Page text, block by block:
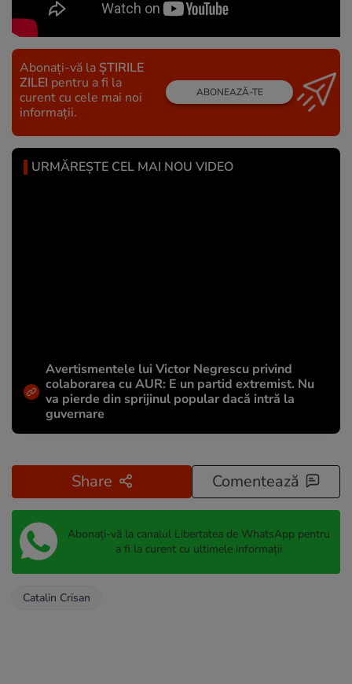
Abonați-vă la ȘTIRILE
ZILEI pentru a fi la
curent cu cele mai noi
informații.
ABONEAZĂ-TE
URMĂREȘTE CEL MAI NOU VIDEO
Avertismentele lui Victor Negrescu privind
colaborarea cu AUR: E un partid extremist. Nu
va pierde din sprijinul popular dacă intră la
guvernare
Share Comentează
Abonați-vă la canalul Libertatea de WhatsApp pentru
a fi la curent cu ultimele informații
Catalin Crisan